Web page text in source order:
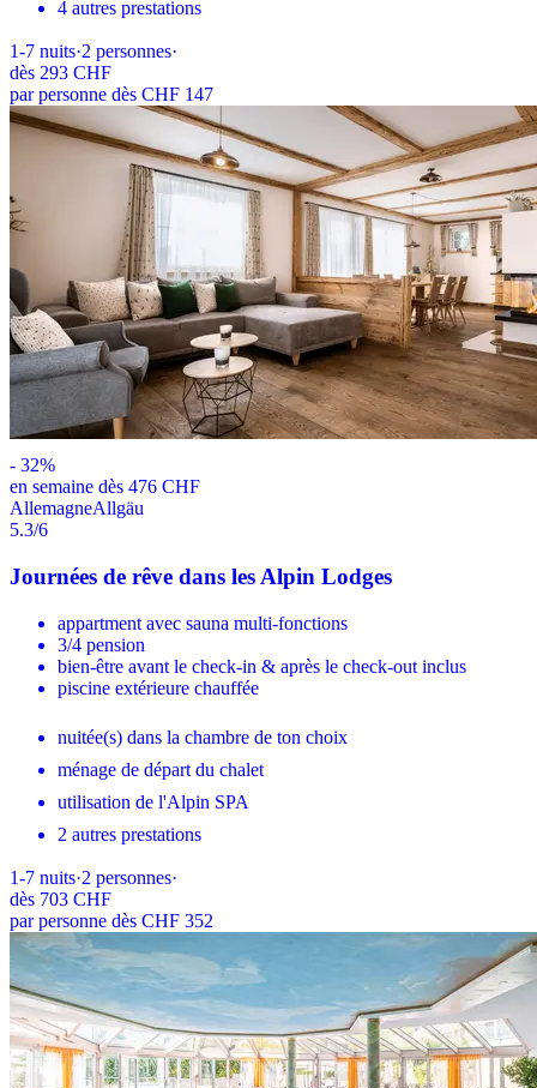
4 autres prestations
1-7 nuits·2 personnes·
dès 293 CHF
par personne dès CHF 147
- 32%
en semaine dès 476 CHF
AllemagneAllgäu
5.3/6
Journées de rêve dans les Alpin Lodges
appartment avec sauna multi-fonctions
3/4 pension
bien-être avant le check-in & après le check-out inclus
piscine extérieure chauffée
nuitée(s) dans la chambre de ton choix
ménage de départ du chalet
utilisation de l'Alpin SPA
2 autres prestations
1-7 nuits·2 personnes·
dès 703 CHF
par personne dès CHF 352